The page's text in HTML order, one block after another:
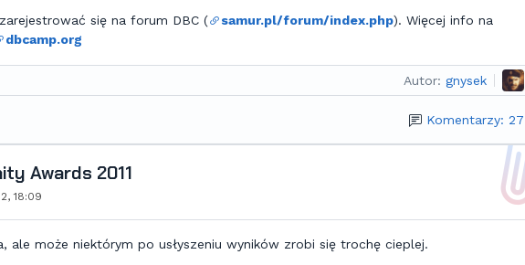
się na forum DBC ( samur.pl/forum/index.php). Więcej info na
dbcamp.org
Autor: gnysek
Komentarzy: 27
Awards 2011
18:09
ale może niektórym po usłyszeniu wyników zrobi się trochę cieplej.